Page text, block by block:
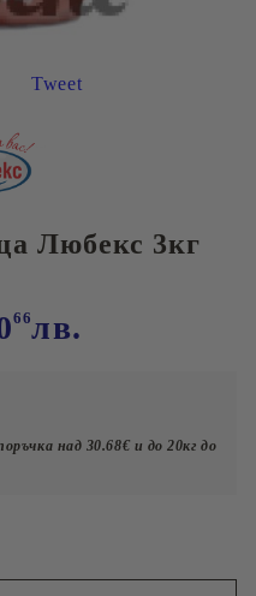
Tweet
Любекс 3кг
66лв.
над 30.68€ и до 20кг до